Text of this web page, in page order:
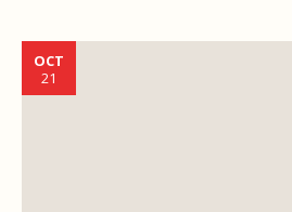
OCT
21